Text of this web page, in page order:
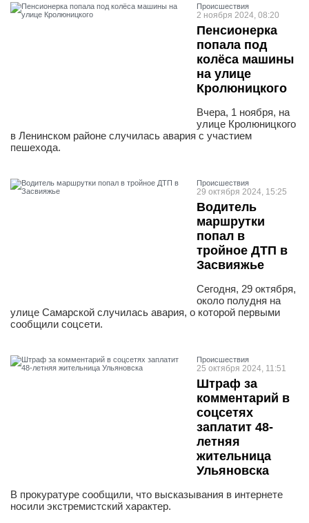
Проиcшествия
2 ноября 2024, 08:20
Пенсионерка
попала под
колёса машины
на улице
Кролюницкого
Вчера, 1 ноября, на
улице Кролюницкого
в Ленинском районе случилась авария с участием
пешехода.
Проиcшествия
29 октября 2024, 15:25
Водитель
маршрутки
попал в
тройное ДТП в
Засвияжье
Сегодня, 29 октября,
около полудня на
улице Самарской случилась авария, о которой первыми
сообщили соцсети.
Проиcшествия
25 октября 2024, 11:51
Штраф за
комментарий в
соцсетях
заплатит 48-
летняя
жительница
Ульяновска
В прокуратуре сообщили, что высказывания в интернете
носили экстремистский характер.